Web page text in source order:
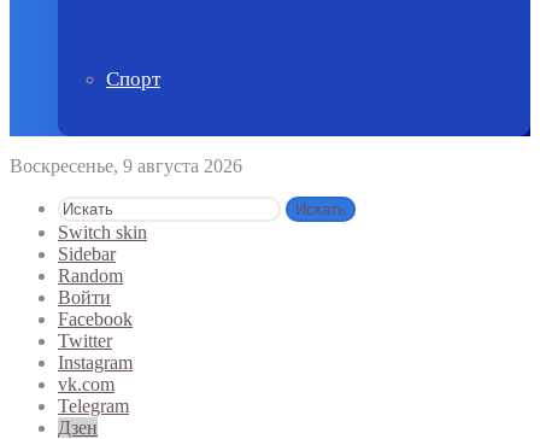
Спорт
Воскресенье, 9 августа 2026
Искать
Switch skin
Sidebar
Random
Войти
Facebook
Twitter
Instagram
vk.com
Telegram
Дзен